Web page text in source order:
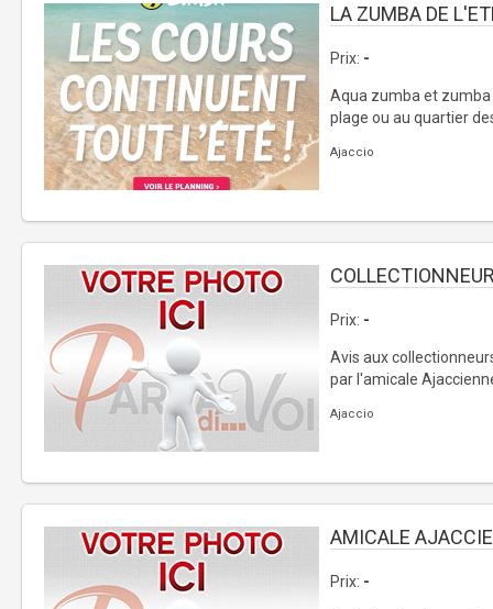
LA ZUMBA DE
Prix: -
Aqua zumba et
plage ou au quartier
Ajaccio
Prix: -
Avis aux
par l'amicale
Ajaccio
AMICALE
Prix: -